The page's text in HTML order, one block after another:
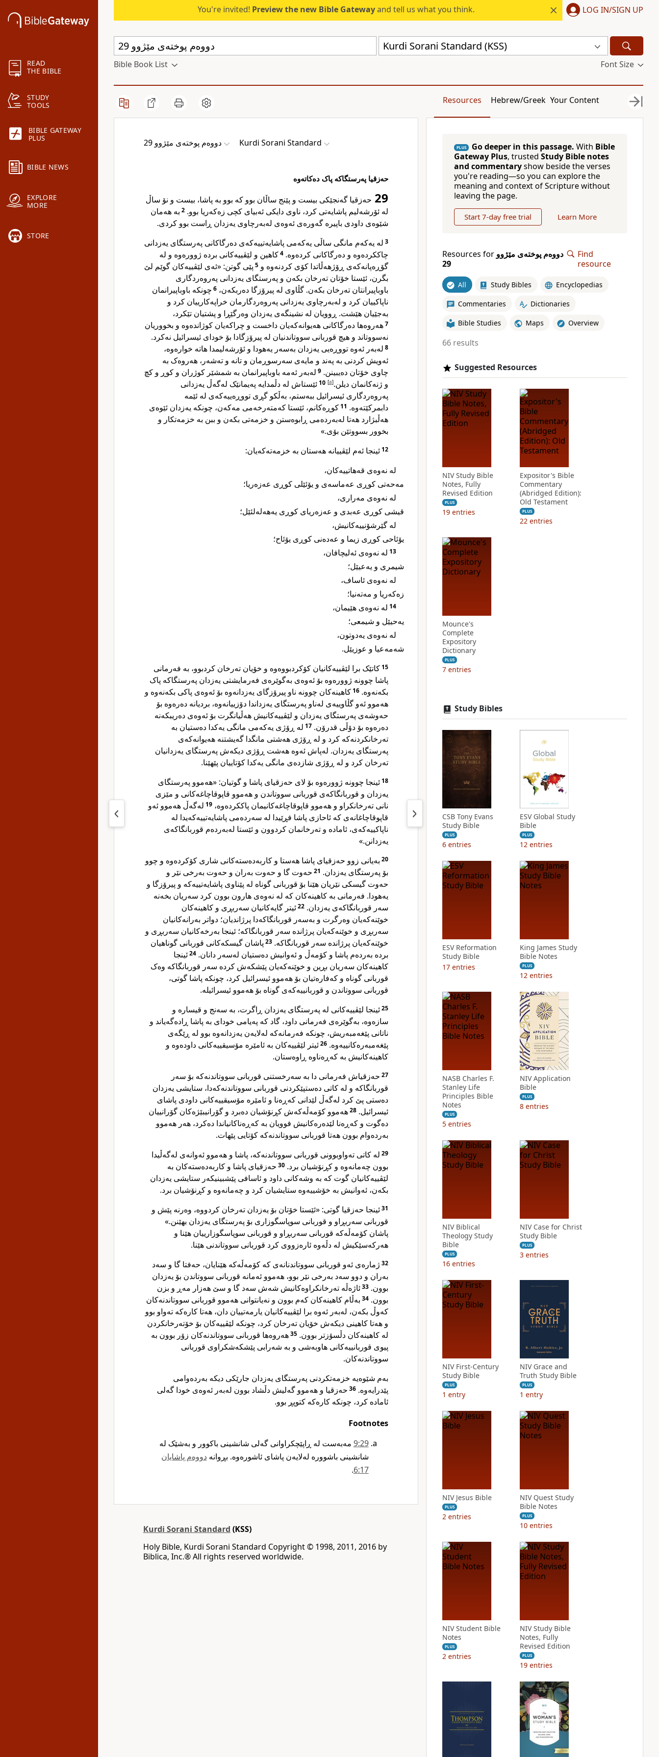
READ
THE BIBLE
STUDY
TOOLS
BIBLE GATEWAY
PLUS
BIBLE NEWS
EXPLORE
MORE
STORE
You're invited! Preview the new Bible Gatewayand tell us what you think. LOG IN/SIGN UP
Kurdi Sorani Standard (KSS)
Bible Book List Font Size
Resources Hebrew/Greek Your Content
دووەم پوختەی مێژوو 29 Kurdi Sorani Standard
حەزقیا پەرستگاکە پاک دەکاتەوە
29 حەزقیا گەنجێکی بیست و پێنج ساڵان بوو کە بوو بە پاشا، بیست و نۆ ساڵ
لە ئۆرشەلیم پاشایەتی کرد، ناوی دایکی ئەبیای کچی زەکەریا بوو.2 بە هەمان
شێوەی داودی باپیرە گەورەی ئەوەی لەبەرچاوی یەزدان ڕاست بوو کردی.
3 لە یەکەم مانگی ساڵی یەکەمی پاشایەتییەکەی دەرگاکانی پەرستگای یەزدانی
چاککردەوە و دەرگاکانی کردەوە.4کاهین و لێڤییەکانی بردە ژوورەوە و لە
گۆڕەپانەکەی ڕۆژهەڵاتدا کۆی کردنەوە و5 پێی گوتن: «ئەی لێڤییەکان گوێم لێ
بگرن، ئێستا خۆتان تەرخان بکەن و پەرستگای یەزدانی پەروەردگاری
باوباپیرانتان تەرخان بکەن. گڵاوی لە پیرۆزگا دەربکەن،6 چونکە باوباپیرانمان
ناپاکییان کرد و لەبەرچاوی یەزدانی پەروەردگارمان خراپەکارییان کرد و
بەجێیان هێشت. ڕوویان لە نشینگەی یەزدان وەرگێڕا و پشتیان تێکرد،
7هەروەها دەرگاکانی هەیوانەکەیان داخست و چراکەیان کوژاندەوە و بخووریان
نەسووتاند و هیچ قوربانی سووتاندنیان لە پیرۆزگادا بۆ خودای ئیسرائیل نەکرد.
8 لەبەر ئەوە تووڕەیی یەزدان بەسەر یەهودا و ئۆرشەلیمدا هاتە خوارەوە،
ئەویش کردنی بە پەند و مایەی سەرسوڕمان و تانە و تەشەر، هەروەک بە
چاوی خۆتان دەیبینن.9 لەبەر ئەمە باوباپیرانمان بە شمشێر کوژران و کوڕ و کچ
و ژنەکانمان دیلن.[
a
]
10ئێستاش لە دڵمدایە پەیمانێک لەگەڵ یەزدانی
پەروەردگاری ئیسرائیل ببەستم، بەڵکو گڕی تووڕەییەکەی لە ئێمە
دابمرکێتەوە. 11کوڕەکانم، ئێستا کەمتەرخەمی مەکەن، چونکە یەزدان ئێوەی
هەڵبژارد هەتا لەبەردەمی ڕابوەستن و خزمەتی بکەن و ببن بە خزمەتکار و
بخوور بسووتێن بۆی.»
12ئینجا ئەم لێڤییانە هەستان بە خزمەتەکەیان:
لە نەوەی قەهاتییەکان،
مەحەتی کوڕی عەماسەی و یۆئێلی کوڕی عەزەریا؛
لە نەوەی مەراری،
قیشی کوڕی عەبدی و عەزەریای کوڕی یەهەلەلئێل؛
لە گێرشۆنییەکانیش،
یۆئاحی کوڕی زیما و عەدەنی کوڕی یۆئاح؛
13 لە نەوەی ئەلیچافان،
شیمری و یەعیێل؛
لە نەوەی ئاساف،
زەکەریا و مەتەنیا؛
14 لە نەوەی هێیمان،
یەحیێل و شیمعی؛
لە نەوەی یەدوتون،
شەمەعیا و عوزیێل.
15کاتێک برا لێڤییەکانیان کۆکردبووەوە و خۆیان تەرخان کردبوو، بە فەرمانی
پاشا چوونە ژوورەوە بۆ ئەوەی بەگوێرەی فەرمایشتی یەزدان پەرستگاکە پاک
بکەنەوە.16کاهینەکان چوونە ناو پیرۆزگای یەزدانەوە بۆ ئەوەی پاکی بکەنەوە و
هەموو ئەو گڵاوییەی لەناو پەرستگای یەزداندا دۆزییانەوە، بردیانە دەرەوە بۆ
حەوشەی پەرستگای یەزدان و لێڤییەکانیش هەڵیانگرت بۆ ئەوەی دەریبکەنە
دەرەوە بۆ دۆڵی قدرۆن.17 لە ڕۆژی یەکەمی مانگی یەکدا دەستیان بە
تەرخانکردنەکە کرد و لە ڕۆژی هەشتی مانگدا گەیشتنە هەیوانەکەی
پەرستگای یەزدان. لەپاش ئەوە هەشت ڕۆژی دیکەش پەرستگای یەزدانیان
تەرخان کرد و لە ڕۆژی شازدەی مانگی یەکدا کۆتاییان پێهێنا.
18ئینجا چوونە ژوورەوە بۆ لای حەزقیای پاشا و گوتیان: «هەموو پەرستگای
یەزدان و قوربانگاکەی قوربانی سووتاندن و هەموو قاپوقاچاغەکانی و مێزی
نانی تەرخانکراو و هەموو قاپوقاچاغەکانیمان پاککردەوە،19 لەگەڵ هەموو ئەو
قاپوقاچاغانەی کە ئاحازی پاشا فڕێیدا لە سەردەمی پاشایەتییەکەیدا لە
ناپاکییەکەی، ئامادە و تەرخانمان کردوون و ئێستا لەبەردەم قوربانگاکەی
یەزدانن.»
20 بەیانی زوو حەزقیای پاشا هەستا و کاربەدەستەکانی شاری کۆکردەوە و چوو
بۆ پەرستگای یەزدان. 21 حەوت گا و حەوت بەران و حەوت بەرخی نێر و
حەوت گیسکی نێریان هێنا بۆ قوربانی گوناه لە پێناوی پاشایەتییەکە و پیرۆزگا و
یەهودا. فەرمانی بە کاهینەکان کە لە نەوەی هارون بوون کرد سەریان بخەنە
سەر قوربانگاکەی یەزدان.22ئیتر گایەکانیان سەربڕی و کاهینەکان
خوێنەکەیان وەرگرت و بەسەر قوربانگاکەدا پرژاندیان؛ دواتر بەرانەکانیان
سەربڕی و خوێنەکەیان پرژاندە سەر قوربانگاکە؛ ئینجا بەرخەکانیان سەربڕی و
خوێنەکەیان پرژاندە سەر قوربانگاکە.23 پاشان گیسکەکانی قوربانی گوناهیان
بردە بەردەم پاشا و کۆمەڵ و ئەوانیش دەستیان لەسەر دانان.24ئینجا
کاهینەکان سەریان بڕین و خوێنەکەیان پێشکەش کردە سەر قوربانگاکە وەک
قوربانی گوناه و کەفارەتیان بۆ هەموو ئیسرائیل کرد، چونکە پاشا گوتی،
قوربانی سووتاندن و قوربانییەکەی گوناه بۆ هەموو ئیسرائیلە.
25ئینجا لێڤییەکانی لە پەرستگای یەزدان ڕاگرت، بە سەنج و قیسارە و
سازەوە، بەگوێرەی فەرمانی داود، گاد کە پەیامی خودای بە پاشا ڕادەگەیاند و
ناتانی پێغەمبەریش، چونکە فەرمانەکە لەلایەن یەزدانەوە بوو لە ڕێگەی
پێغەمبەرەکانییەوە.26ئیتر لێڤییەکان بە ئامێرە مۆسیقییەکانی داودەوە و
کاهینەکانیش بە کەڕەناوە ڕاوەستان.
27 حەزقیاش فەرمانی دا بە سەرخستنی قوربانی سووتاندنەکە بۆ سەر
قوربانگاکە و لە کاتی دەستپێکردنی قوربانی سووتاندنەکەدا، ستایشی یەزدان
دەستی پێ کرد لەگەڵ لێدانی کەڕەنا و ئامێرە مۆسیقییەکانی داودی پاشای
ئیسرائیل.28هەموو کۆمەڵەکەش کڕنۆشیان دەبرد و گۆرانیبێژەکان گۆرانییان
دەگوت و کەڕەنا لێدەرەکانیش فوویان بە کەڕەناکانیاندا دەکرد، هەر هەموو
بەردەوام بوون هەتا قوربانی سووتاندنەکە کۆتایی پێهات.
29 لە کاتی تەواوبوونی قوربانی سووتاندنەکە، پاشا و هەموو ئەوانەی لەگەڵیدا
بوون چەمانەوە و کڕنۆشیان برد.30 حەزقیای پاشا و کاربەدەستەکان بە
لێڤییەکانیان گوت کە بە وشەکانی داود و ئاسافی پێشبینیکەر ستایشی یەزدان
بکەن، ئەوانیش بە خۆشییەوە ستایشیان کرد و چەمانەوە و کڕنۆشیان برد.
31ئینجا حەزقیا گوتی: «ئێستا خۆتان بۆ یەزدان تەرخان کردووە، وەرنە پێش و
قوربانی سەربڕاو و قوربانی سوپاسگوزاری بۆ پەرستگای یەزدان بهێنن.»
پاشان کۆمەڵەکە قوربانی سەربڕاو و قوربانی سوپاسگوزارییان هێنا و
هەرکەسێکیش لە دڵەوە ئارەزووی کرد قوربانی سووتاندنی هێنا.
32 ژمارەی ئەو قوربانی سووتاندنانەی کە کۆمەڵەکە هێنایان، حەفتا گا و سەد
بەران و دوو سەد بەرخی نێر بوو، هەموو ئەمانە قوربانی سووتاندن بۆ یەزدان
بوون.33ئاژەڵە تەرخانکراوەکانیش شەش سەد گا و سێ هەزار مەڕ و بزن
بوون.34 بەڵام کاهینەکان کەم بوون و نەیانتوانی هەموو قوربانی سووتاندنەکان
کەوڵ بکەن، لەبەر ئەوە برا لێڤییەکانیان یارمەتییان دان، هەتا کارەکە تەواو بوو
و هەتا کاهینی دیکەش خۆیان تەرخان کرد، چونکە لێڤییەکان بۆ خۆتەرخانکردن
لە کاهینەکان دڵسۆزتر بوون.35هەروەها قوربانی سووتاندنەکان زۆر بوون بە
پیوی قوربانییەکانی هاوبەشی و بە شەرابی پێشکەشکراوی قوربانی
سووتاندنەکان.
بەم شێوەیە خزمەتکردنی پەرستگای یەزدان جارێکی دیکە بەردەوامی
پێدرایەوە.36 حەزقیا و هەموو گەلیش دڵشاد بوون لەبەر ئەوەی خودا گەلی
ئامادە کرد، چونکە کارەکە کتوپڕ بوو.
Footnotes
29‏:9
مەبەست لە ڕاپێچکراوانی گەلی شانشینی باکوور و بەشێک لە
شانشینی باشوورە لەلایەن پاشای ئاشورەوە. بڕوانەدووەم پاشایان
17‏:6
‏.‏
Kurdi Sorani Standard (KSS)
Holy Bible, Kurdi Sorani Standard ‪Copyright © 1998, 2011, 2016 by
Biblica, Inc‎.‎®‎‎ ‪All rights reserved worldwide‎.
PLUS Go deeper in this passage. With Bible
Gateway Plus, trusted Study Bible notes
and commentaryshow beside the verses
you're reading—so you can explore the
meaning and context of Scripture without
leaving the page.
Start 7-day free trial Learn More
Resources for دووەم پوختەی مێژوو
29
Find
resource
All Study Bibles Encyclopedias
Commentaries Dictionaries
Bible Studies Maps Overview
66 results
Suggested Resources
NIV Study Bible
Notes, Fully
Revised Edition
PLUS
19 entries
Expositor's Bible
Commentary
(Abridged Edition):
Old Testament
PLUS
22 entries
Mounce's
Complete
Expository
Dictionary
PLUS
7 entries
Study Bibles
CSB Tony Evans
Study Bible
PLUS
6 entries
ESV Global Study
Bible
PLUS
12 entries
ESV Reformation
Study Bible
17 entries
King James Study
Bible Notes
PLUS
12 entries
NASB Charles F.
Stanley Life
Principles Bible
Notes
PLUS
5 entries
NIV Application
Bible
PLUS
8 entries
NIV Biblical
Theology Study
Bible
PLUS
16 entries
NIV Case for Christ
Study Bible
PLUS
3 entries
NIV First-Century
Study Bible
PLUS
1 entry
NIV Grace and
Truth Study Bible
PLUS
1 entry
NIV Jesus Bible
PLUS
2 entries
NIV Quest Study
Bible Notes
PLUS
10 entries
NIV Student Bible
Notes
PLUS
2 entries
NIV Study Bible
Notes, Fully
Revised Edition
PLUS
19 entries